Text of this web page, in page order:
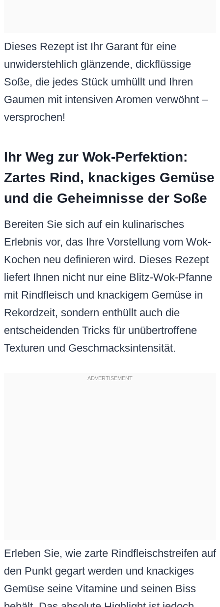
Dieses Rezept ist Ihr Garant für eine
unwiderstehlich glänzende, dickflüssige
Soße, die jedes Stück umhüllt und Ihren
Gaumen mit intensiven Aromen verwöhnt –
versprochen!
Ihr Weg zur Wok-Perfektion:
Zartes Rind, knackiges Gemüse
und die Geheimnisse der Soße
Bereiten Sie sich auf ein kulinarisches
Erlebnis vor, das Ihre Vorstellung vom Wok-
Kochen neu definieren wird. Dieses Rezept
liefert Ihnen nicht nur eine Blitz-Wok-Pfanne
mit Rindfleisch und knackigem Gemüse in
Rekordzeit, sondern enthüllt auch die
entscheidenden Tricks für unübertroffene
Texturen und Geschmacksintensität.
Erleben Sie, wie zarte Rindfleischstreifen auf
den Punkt gegart werden und knackiges
Gemüse seine Vitamine und seinen Biss